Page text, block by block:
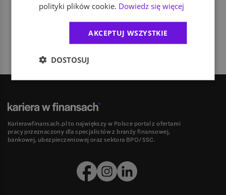
Karierawfinansach.pl to największy w Polsce portal z ofertami
pracy przeznaczony dla specjalistów z branży finansowej,
bankowej, ubezpieczeniowej oraz sektora BPO/SSC.
polityki plików cookie. Dowiedz się więcej
AKCEPTUJ WSZYSTKIE
DOSTOSUJ